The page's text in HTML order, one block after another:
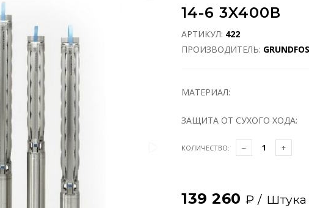
14-6 3X400В
АРТИКУЛ: 422
ПРОИЗВОДИТЕЛЬ: GRUNDFOS
МАТЕРИАЛ:
ЗАЩИТА ОТ СУХОГО ХОДА:
КОЛИЧЕСТВО:
139 260 ₽ / Штука